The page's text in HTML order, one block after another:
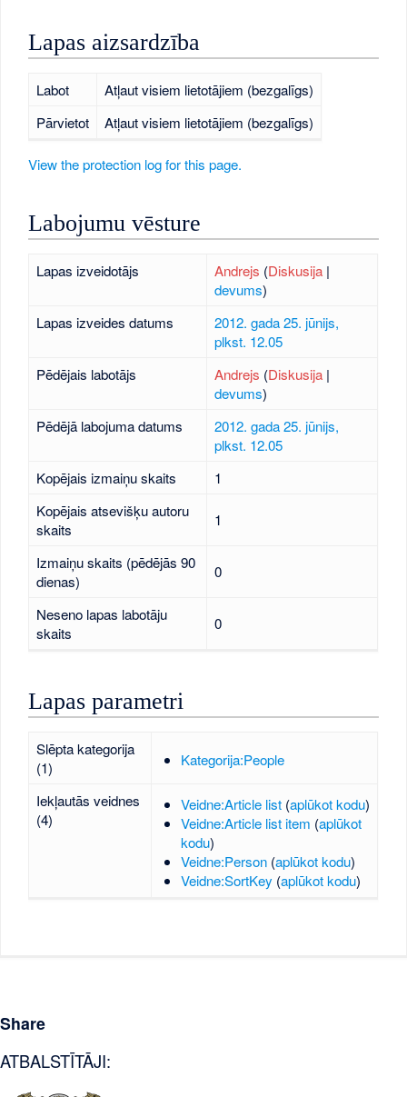
Lapas aizsardzība
Labot
Atļaut visiem lietotājiem (bezgalīgs)
Pārvietot
Atļaut visiem lietotājiem (bezgalīgs)
View the protection log for this page.
Labojumu vēsture
Lapas izveidotājs Andrejs (Diskusija|
devums)
Lapas izveides datums
2012. gada 25. jūnijs,
plkst. 12.05
Pēdējais labotājs
Andrejs (Diskusija|
devums)
Pēdējā labojuma datums
2012. gada 25. jūnijs,
plkst. 12.05
Kopējais izmaiņu skaits
1
Kopējais atsevišķu autoru
skaits
1
Izmaiņu skaits (pēdējās 90
dienas)
0
Neseno lapas labotāju
skaits
0
Lapas parametri
Slēpta kategorija
(1)
Kategorija:People
Iekļautās veidnes
(4)
Veidne:Article list (aplūkot kodu)
Veidne:Article list item (aplūkot
kodu)
Veidne:Person (aplūkot kodu)
Veidne:SortKey (aplūkot kodu)
Share
ATBALSTĪTĀJI: